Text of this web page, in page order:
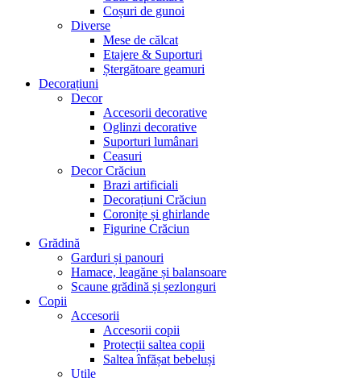
Coșuri de gunoi
Diverse
Mese de călcat
Etajere & Suporturi
Ștergătoare geamuri
Decorațiuni
Decor
Accesorii decorative
Oglinzi decorative
Suporturi lumânari
Ceasuri
Decor Crăciun
Brazi artificiali
Decorațiuni Crăciun
Coronițe și ghirlande
Figurine Crăciun
Grădină
Garduri și panouri
Hamace, leagăne și balansoare
Scaune grădină și șezlonguri
Copii
Accesorii
Accesorii copii
Protecții saltea copii
Saltea înfășat bebeluși
Utile